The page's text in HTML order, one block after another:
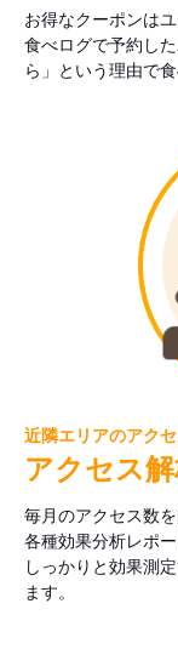
お得なクーポンは
食べログで予約し
ら」という理由で
近隣エリアのアク
アクセス
毎月のアクセス数
各種効果分析レポ
しっかりと効果測
ます。